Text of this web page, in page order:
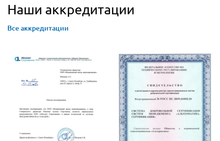
Наши аккредитации
Все аккредитации